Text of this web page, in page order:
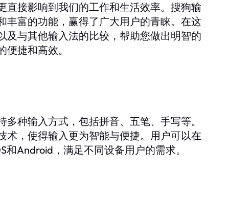
接影响到我们的工作和生活效率。搜狗输
丰富的功能，赢得了广大用户的青睐。在这
与其他输入法的比较，帮助您做出明智的
便捷和高效。
种输入方式，包括拼音、五笔、手写等。
，使得输入更为智能与便捷。用户可以在
Android，满足不同设备用户的需求。